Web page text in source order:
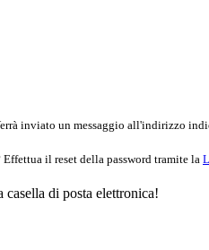
inviato un messaggio all'indirizzo
il reset della password tramite la
di posta elettronica!